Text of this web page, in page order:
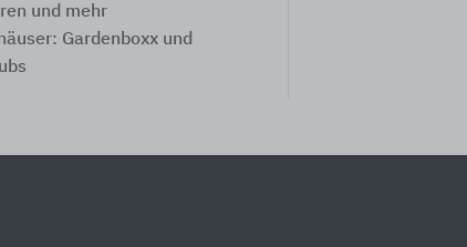
und mehr
Gardenboxx und